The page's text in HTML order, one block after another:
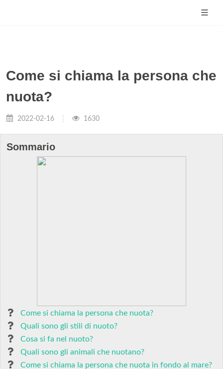
Come si chiama la persona che
nuota?
2022-02-16 1630
Sommario
Come si chiama la persona che nuota?
Quali sono gli stili di nuoto?
Cosa si fa nel nuoto?
Quali sono gli animali che nuotano?
Come si chiama la persona che nuota in fondo al mare?